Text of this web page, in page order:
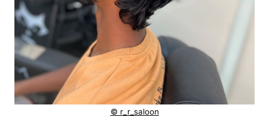
© r_r_saloon